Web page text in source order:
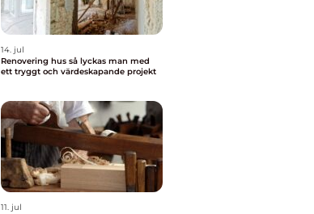
14. jul
Renovering hus så lyckas man med
ett tryggt och värdeskapande projekt
11. jul